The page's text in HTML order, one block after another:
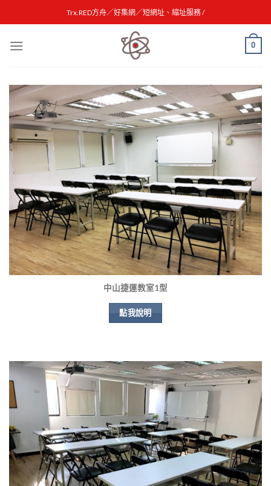
to
Trx.RED方舟／好集網／短網址、縮址服務 /
0
中山捷運教室1型
點我說明